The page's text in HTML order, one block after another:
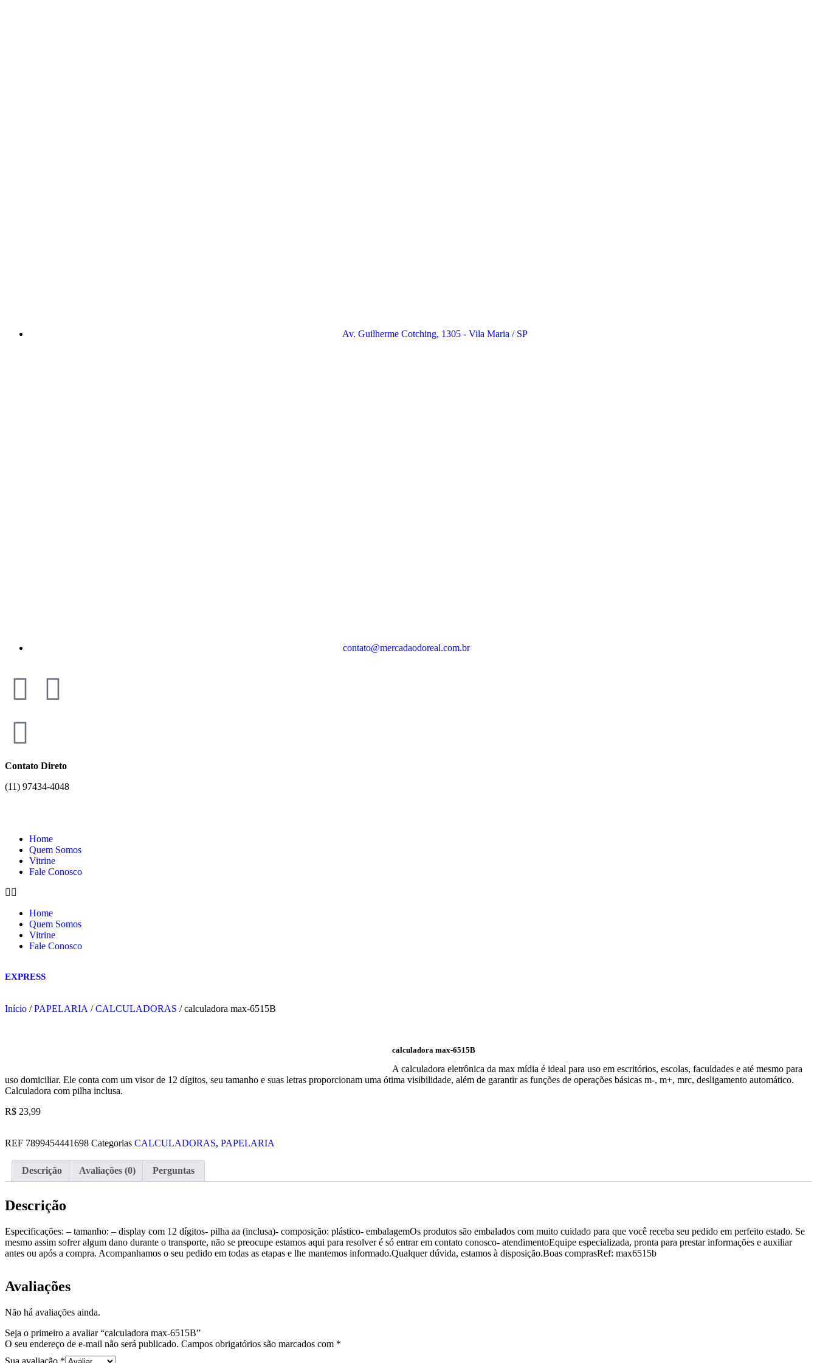
Av. Guilherme Cotching, 1305 - Vila Maria / SP
contato@mercadaodoreal.com.br
Contato Direto
(11) 97434-4048
Home
Quem Somos
Vitrine
Fale Conosco
Home
Quem Somos
Vitrine
Fale Conosco
EXPRESS
Início /PAPELARIA /CALCULADORAS / calculadora max-6515B
calculadora max-6515B
A calculadora eletrônica da max mídia é ideal para uso em escritórios, escolas, faculdades e até mesmo para
uso domiciliar. Ele conta com um visor de 12 dígitos, seu tamanho e suas letras proporcionam uma ótima visibilidade, além de garantir as funções de operações básicas m-, m+, mrc, desligamento automático.
Calculadora com pilha inclusa.
R$ 23,99
REF 7899454441698 Categorias CALCULADORAS, PAPELARIA
Descrição Avaliações (0) Perguntas
Descrição
Especificações: – tamanho: – display com 12 dígitos- pilha aa (inclusa)- composição: plástico- embalagemOs produtos são embalados com muito cuidado para que você receba seu pedido em perfeito estado. Se
mesmo assim sofrer algum dano durante o transporte, não se preocupe estamos aqui para resolver é só entrar em contato conosco- atendimentoEquipe especializada, pronta para prestar informações e auxiliar
antes ou após a compra. Acompanhamos o seu pedido em todas as etapas e lhe mantemos informado.Qualquer dúvida, estamos à disposição.Boas comprasRef: max6515b
Avaliações
Não há avaliações ainda.
Seja o primeiro a avaliar “calculadora max-6515B”
O seu endereço de e-mail não será publicado. Campos obrigatórios são marcados com *
Sua avaliação *